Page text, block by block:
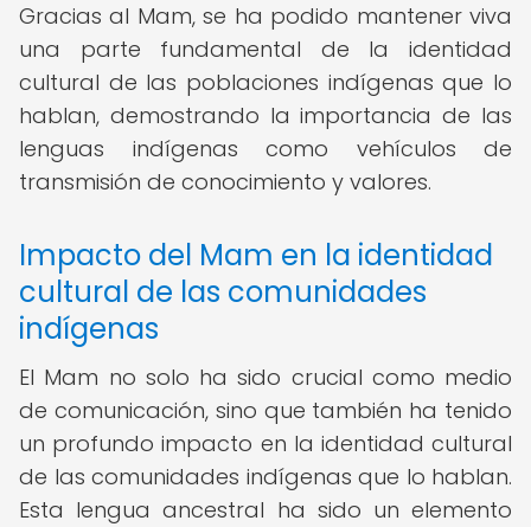
Gracias al Mam, se ha podido mantener viva
una parte fundamental de la identidad
cultural de las poblaciones indígenas que lo
hablan, demostrando la importancia de las
lenguas indígenas como vehículos de
transmisión de conocimiento y valores.
Impacto del Mam en la identidad
cultural de las comunidades
indígenas
El Mam no solo ha sido crucial como medio
de comunicación, sino que también ha tenido
un profundo impacto en la identidad cultural
de las comunidades indígenas que lo hablan.
Esta lengua ancestral ha sido un elemento